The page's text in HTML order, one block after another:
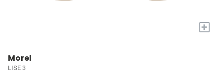
+
Morel
LISE 3